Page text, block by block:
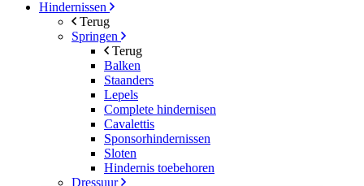
Hindernissen
Terug
Springen
Terug
Balken
Staanders
Lepels
Complete hindernisen
Cavalettis
Sponsorhindernissen
Sloten
Hindernis toebehoren
Dressuur